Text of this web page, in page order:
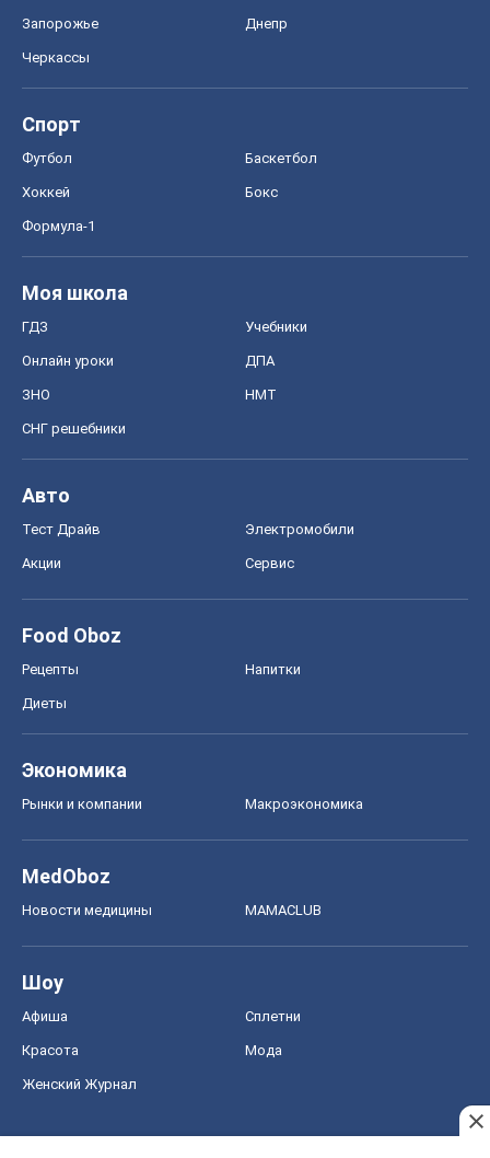
Запорожье Днепр
Черкассы
Спорт
Футбол Баскетбол
Хоккей Бокс
Формула-1
Моя школа
ГДЗ Учебники
Онлайн уроки ДПА
ЗНО НМТ
СНГ решебники
Авто
Тест Драйв Электромобили
Акции Сервис
Food Oboz
Рецепты Напитки
Диеты
Экономика
Рынки и компании Mакроэкономика
MedOboz
Новости медицины MAMACLUB
Шоу
Афиша Сплетни
Красота Мода
Женский Журнал